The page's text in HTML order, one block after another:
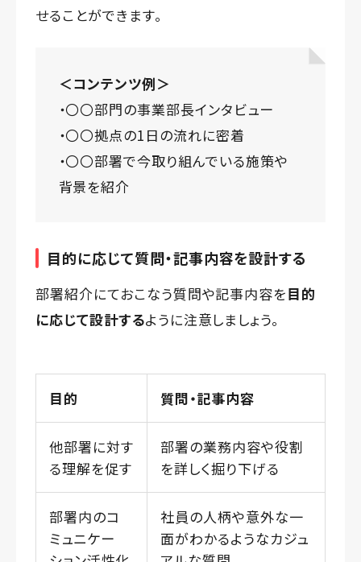
せることができます。
＜コンテンツ例＞
・〇〇部門の事業部長インタビュー
・〇〇拠点の1日の流れに密着
・〇〇部署で今取り組んでいる施策や
背景を紹介
目的に応じて質問・記事内容を設計する
部署紹介にておこなう質問や記事内容を目的
に応じて設計するように注意しましょう。
目的 質問・記事内容
他部署に対す
る理解を促す
部署の業務内容や役割
を詳しく掘り下げる
部署内のコ
ミュニケー
社員の人柄や意外な一
面がわかるようなカジュ